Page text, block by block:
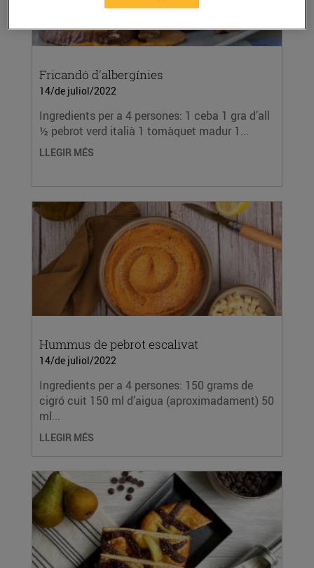
Fricandó d'albergínies
14/de juliol/2022
Ingredients per a 4 persones: 1 ceba 1 gra d’all
½ pebrot verd italià 1 tomàquet madur 1...
LLEGIR MÉS
Hummus de pebrot escalivat
14/de juliol/2022
Ingredients per a 4 persones: 150 grams de
cigró cuit 150 ml d’aigua (aproximadament) 50
ml...
LLEGIR MÉS